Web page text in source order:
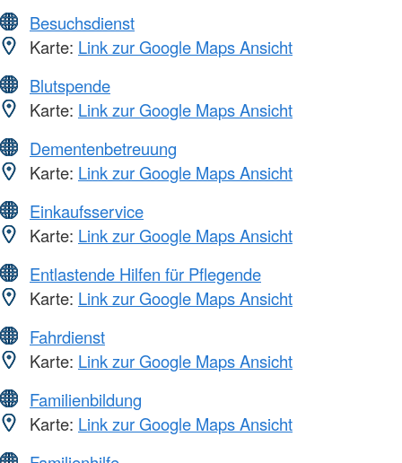
Besuchsdienst
Karte: Link zur Google Maps Ansicht
Blutspende
Karte: Link zur Google Maps Ansicht
Dementenbetreuung
Karte: Link zur Google Maps Ansicht
Einkaufsservice
Karte: Link zur Google Maps Ansicht
Entlastende Hilfen für Pflegende
Karte: Link zur Google Maps Ansicht
Fahrdienst
Karte: Link zur Google Maps Ansicht
Familienbildung
Karte: Link zur Google Maps Ansicht